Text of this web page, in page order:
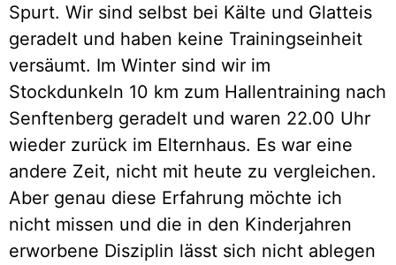
Spurt. Wir sind selbst bei Kälte und Glatteis
geradelt und haben keine Trainingseinheit
versäumt. Im Winter sind wir im
Stockdunkeln 10 km zum Hallentraining nach
Senftenberg geradelt und waren 22.00 Uhr
wieder zurück im Elternhaus. Es war eine
andere Zeit, nicht mit heute zu vergleichen.
Aber genau diese Erfahrung möchte ich
nicht missen und die in den Kinderjahren
erworbene Disziplin lässt sich nicht ablegen